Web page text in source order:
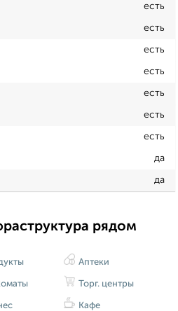
есть
есть
есть
есть
есть
есть
есть
да
да
рядом
Аптеки
Торг. центры
Кафе